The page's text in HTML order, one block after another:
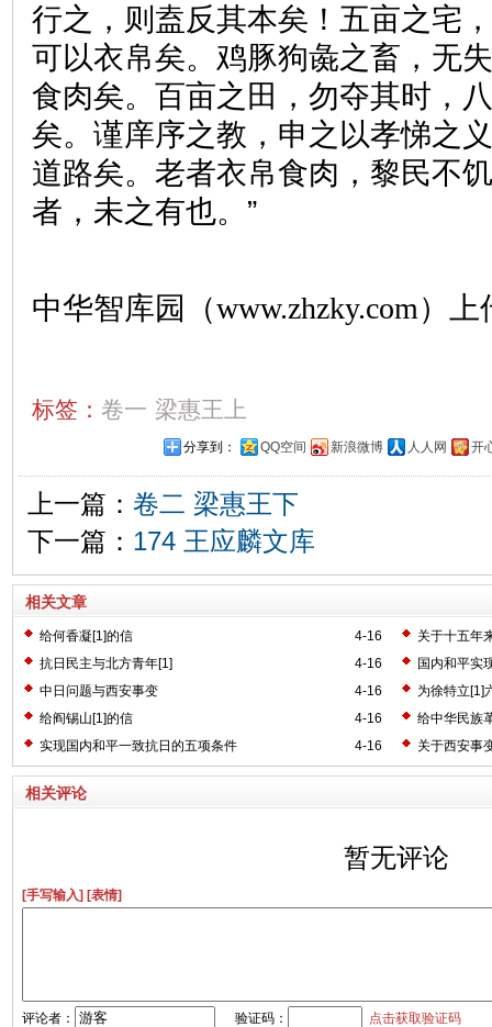
行之，则盍反其本矣！五亩之宅
可以衣帛矣。鸡豚狗彘之畜，无
食肉矣。百亩之田，勿夺其时，
矣。谨庠序之教，申之以孝悌之
道路矣。老者衣帛食肉，黎民不
者，未之有也。”
中华智库园（www.zhzky.com）上
标签： 卷一 梁惠王上
分享到： QQ空间 新浪微博 人人网 开
上一篇： 卷二 梁惠王下
下一篇： 174 王应麟文库
相关文章
4-16
给何香凝[1]的信
关于十五年
4-16
抗日民主与北方青年[1]
国内和平实
4-16
中日问题与西安事变
为徐特立[1]
4-16
给阎锡山[1]的信
给中华民族
4-16
实现国内和平一致抗日的五项条件 关于西安事
相关评论
暂无评论
[手写输入] [表情]
评论者： 验证码： 点击获取验证码